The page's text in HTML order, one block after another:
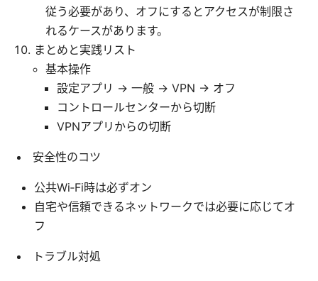
従う必要があり、オフにするとアクセスが制限さ
れるケースがあります。
まとめと実践リスト
基本操作
設定アプリ → 一般 → VPN → オフ
コントロールセンターから切断
VPNアプリからの切断
安全性のコツ
公共Wi‑Fi時は必ずオン
自宅や信頼できるネットワークでは必要に応じてオ
フ
トラブル対処